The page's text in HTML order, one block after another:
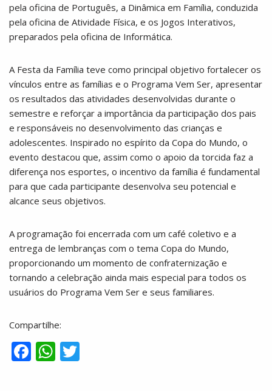
pela oficina de Português, a Dinâmica em Família, conduzida
pela oficina de Atividade Física, e os Jogos Interativos,
preparados pela oficina de Informática.
A Festa da Família teve como principal objetivo fortalecer os
vínculos entre as famílias e o Programa Vem Ser, apresentar
os resultados das atividades desenvolvidas durante o
semestre e reforçar a importância da participação dos pais
e responsáveis no desenvolvimento das crianças e
adolescentes. Inspirado no espírito da Copa do Mundo, o
evento destacou que, assim como o apoio da torcida faz a
diferença nos esportes, o incentivo da família é fundamental
para que cada participante desenvolva seu potencial e
alcance seus objetivos.
A programação foi encerrada com um café coletivo e a
entrega de lembranças com o tema Copa do Mundo,
proporcionando um momento de confraternização e
tornando a celebração ainda mais especial para todos os
usuários do Programa Vem Ser e seus familiares.
Compartilhe:
F W